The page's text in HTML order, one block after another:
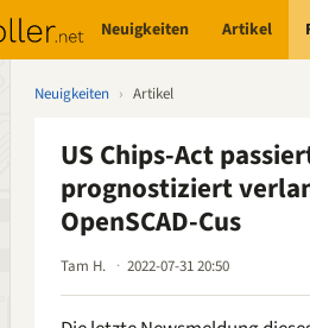
Neuigkeiten Artikel
Neuigkeiten › Artikel
US Chips-Act
prognostiziert
OpenSCAD-Cus
Tam H. 2022-07-31 20:50